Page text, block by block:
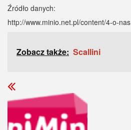
Źródło danych:
http://www.minio.net.pl/content/4-o-nas
Zobacz także: Scallini